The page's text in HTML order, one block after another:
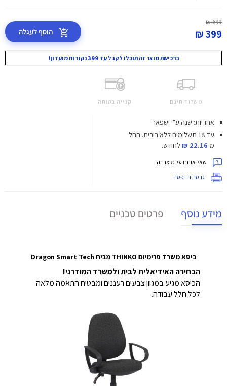
699 ₪
399 ₪ הוסף לעגלה
ברכישת מוצר זה תוכלו לקבל עד 399 נקודות מועדון!
משלוח חינם קנייה בטוחה
אחריות: שנה ע"י ישפאר
עד 18 תשלומים ללא ריבית.
החל
מ-22.16 ₪ לחודש.
שאל אותנו על מוצר זה
גרסת הדפסה
מידע נוסף פרטים טכניים
כיסא משרד פרימיום THINKO מבית Dragon Smart Tech
הבחירה האידיאלית לבית ולמשרד המודרני!
הכיסא מגיע במגוון צבעים רעננים ומבטיח התאמה מלאה
לכל חלל עבודה.